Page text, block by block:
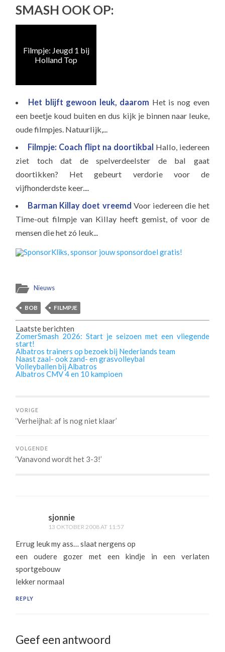
SMASH OOK OP:
Filmpje: Jeugd 1 bij
Holland Top
Het blijft gewoon leuk, daarom Het is nog even
een beetje koud buiten en dus kijk je binnen naar leuke,
oude filmpjes. Natuurlijk,...
Filmpje: Coach flipt na doortikbal Hallo, iedereen
ziet toch dat de spelverdeelster de bal gaat
doortikken? Het gebeurt verdorie voor de
vijfhonderdste keer....
Barman Killay doet vreemd Voor iedereen die het
Time-out filmpje van Killay heeft gemist, of voor de
mensen die het zó leuk...
Nieuws
BOB FILMPJE
Laatste berichten
ZomerSmash 2026: Start je seizoen met een vliegende
start!
Albatros trainers op bezoek bij Nederlands team
Naast zaal- ook zand- en grasvolleybal
Volleyballen bij Albatros
Albatros CMV 4 en 10 kampioen
VORIGE
‘Verheijhal: af is nog niet klaar’
VOLGENDE
‘Vanavond wordt het 3-3!’
sjonnie
13 OKTOBER 2008 AT 11:57
Errug leuk my ass… slaat nergens op
een oudere gozer met een kindje in een verlaten
sportgebouw
lekker normaal
REPLY
Geef een antwoord